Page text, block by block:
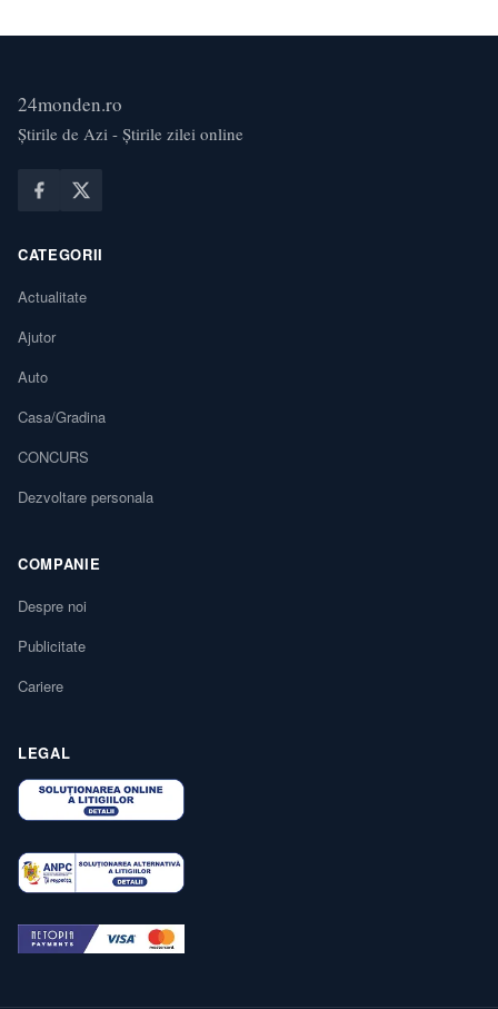
24monden.ro
Știrile de Azi - Știrile zilei online
CATEGORII
Actualitate
Ajutor
Auto
Casa/Gradina
CONCURS
Dezvoltare personala
COMPANIE
Despre noi
Publicitate
Cariere
LEGAL